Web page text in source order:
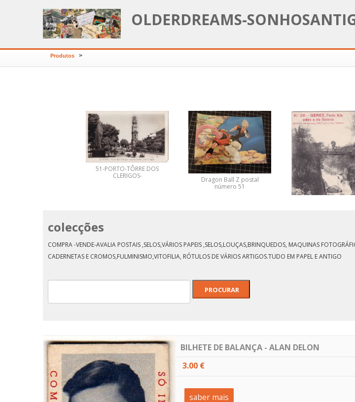
OLDERDREAMS-
Produtos >
51-PORTO-TÔRRE DOS
CLERIGOS-
Dragon Ball Z postal
número 51
Gerez-PONTE FEIA
RIO HOMEM
colecções
COMPRA -VENDE-AVALIA POSTAIS ,SELOS,VÁRIOS PAPEIS ,SELOS,LOUÇAS,BRINQUEDOS, MAQUINAS
CADERNETAS E CROMOS,FULMINISMO,VITOFILIA, RÓTULOS DE VÁRIOS ARTIGOS.TUDO EM PAPEL E ANTIGO
BILHETE DE BALANÇA - ALAN DELON
3.00 €
saber mais